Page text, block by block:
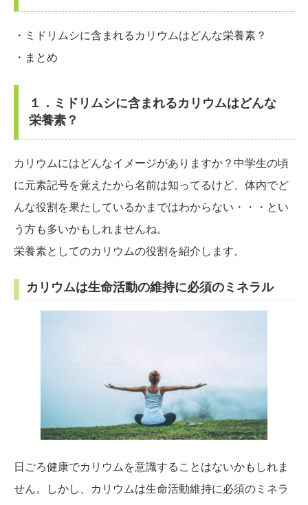
・ミドリムシに含まれるカリウムはどんな栄養素？
・まとめ
１．ミドリムシに含まれるカリウムはどんな
栄養素？
カリウムにはどんなイメージがありますか？中学生の頃
に元素記号を覚えたから名前は知ってるけど、体内でど
んな役割を果たしているかまではわからない・・・とい
う方も多いかもしれませんね。
栄養素としてのカリウムの役割を紹介します。
カリウムは生命活動の維持に必須のミネラル
日ごろ健康でカリウムを意識することはないかもしれま
せん。しかし、カリウムは生命活動維持に必須のミネラ